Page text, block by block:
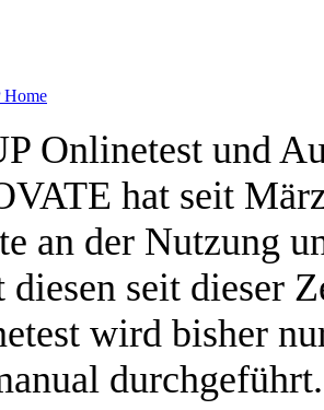
Home
Onlinetest und
hat seit
an der Nutzung
diesen seit dieser
wird bisher